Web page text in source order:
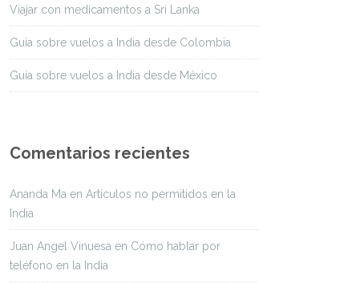
Viajar con medicamentos a Sri Lanka
Guía sobre vuelos a India desde Colombia
Guía sobre vuelos a India desde México
Comentarios recientes
Ananda Ma en Artículos no permitidos en la
India
Juan Angel Vinuesa en Cómo hablar por
teléfono en la India